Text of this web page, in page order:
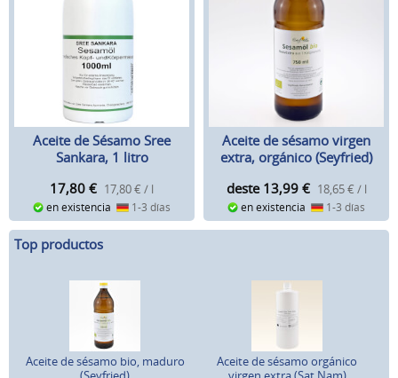
Aceite de Sésamo Sree
Sankara, 1 litro
17,80 € 17,80 € / l
en existencia 1-3 días
Aceite de sésamo virgen
extra, orgánico (Seyfried)
deste 13,99 € 18,65 € / l
en existencia 1-3 días
Top productos
Aceite de sésamo bio, maduro
Aceite de sésamo orgánico